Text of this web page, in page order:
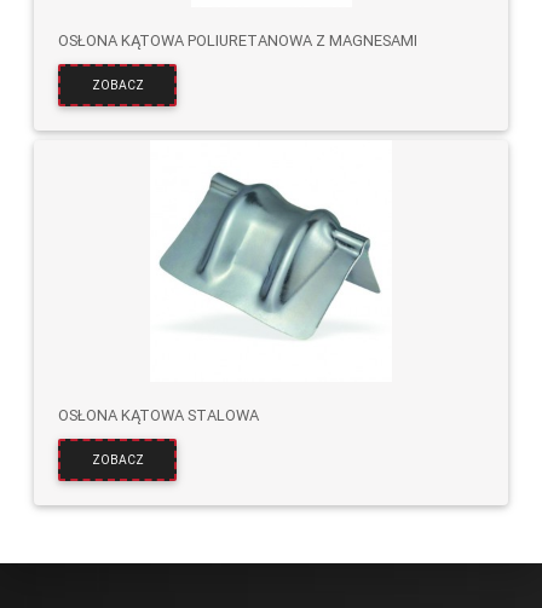
OSŁONA KĄTOWA POLIURETANOWA Z MAGNESAMI
ZOBACZ
OSŁONA KĄTOWA STALOWA
ZOBACZ